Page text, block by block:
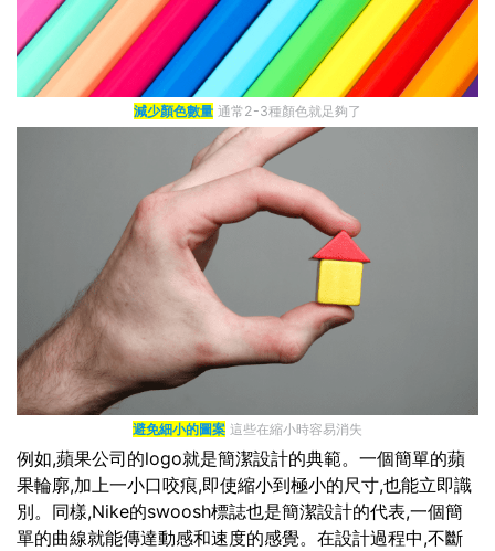
減少顏色數量 通常2-3種顏色就足夠了
避免細小的圖案 這些在縮小時容易消失
例如,蘋果公司的logo就是簡潔設計的典範。一個簡單的蘋
果輪廓,加上一小口咬痕,即使縮小到極小的尺寸,也能立即識
別。同樣,Nike的swoosh標誌也是簡潔設計的代表,一個簡
單的曲線就能傳達動感和速度的感覺。在設計過程中,不斷